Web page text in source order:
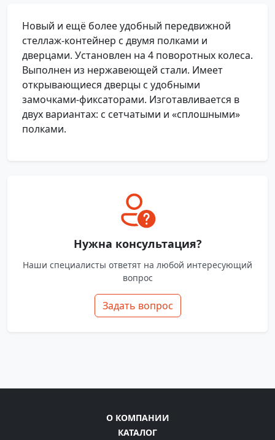
Новый и ещё более удобный передвижной
стеллаж-контейнер с двумя полками и
дверцами. Установлен на 4 поворотных колеса.
Выполнен из нержавеющей стали. Имеет
открывающиеся дверцы с удобными
замочками-фиксаторами. Изготавливается в
двух вариантах: с сетчатыми и «сплошными»
полками.
Нужна консультация?
Наши специалисты ответят на любой интересующий
вопрос
Задать вопрос
О КОМПАНИИ
КАТАЛОГ